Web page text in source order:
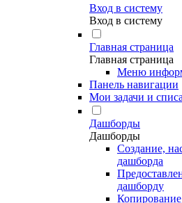
Вход в систему
Вход в систему
Главная страница
Главная страница
Меню
Панель навигации
Мои задачи и
Дашборды
Дашборды
Создание,
дашборда
дашборду